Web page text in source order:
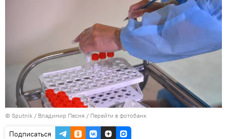
© Sputnik / Владимир Песня / Перейти в фотобанк
Подписаться